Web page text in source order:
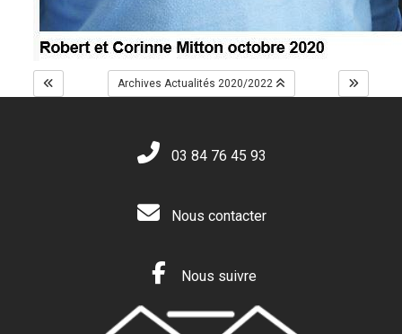
Archives Actualités 2020/2022
03 84 76 45 93
Nous contacter
Nous suivre